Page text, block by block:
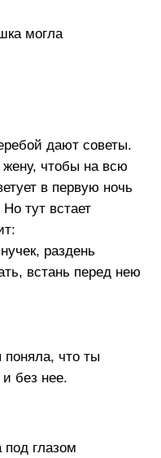
могла
дают советы.
жену, чтобы на всю
в первую ночь
тут встает
раздень
встань перед нею
что ты
без нее.
глазом